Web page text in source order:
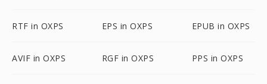
RTF in OXPS EPS in OXPS EPUB in OXPS
AVIF in OXPS RGF in OXPS PPS in OXPS